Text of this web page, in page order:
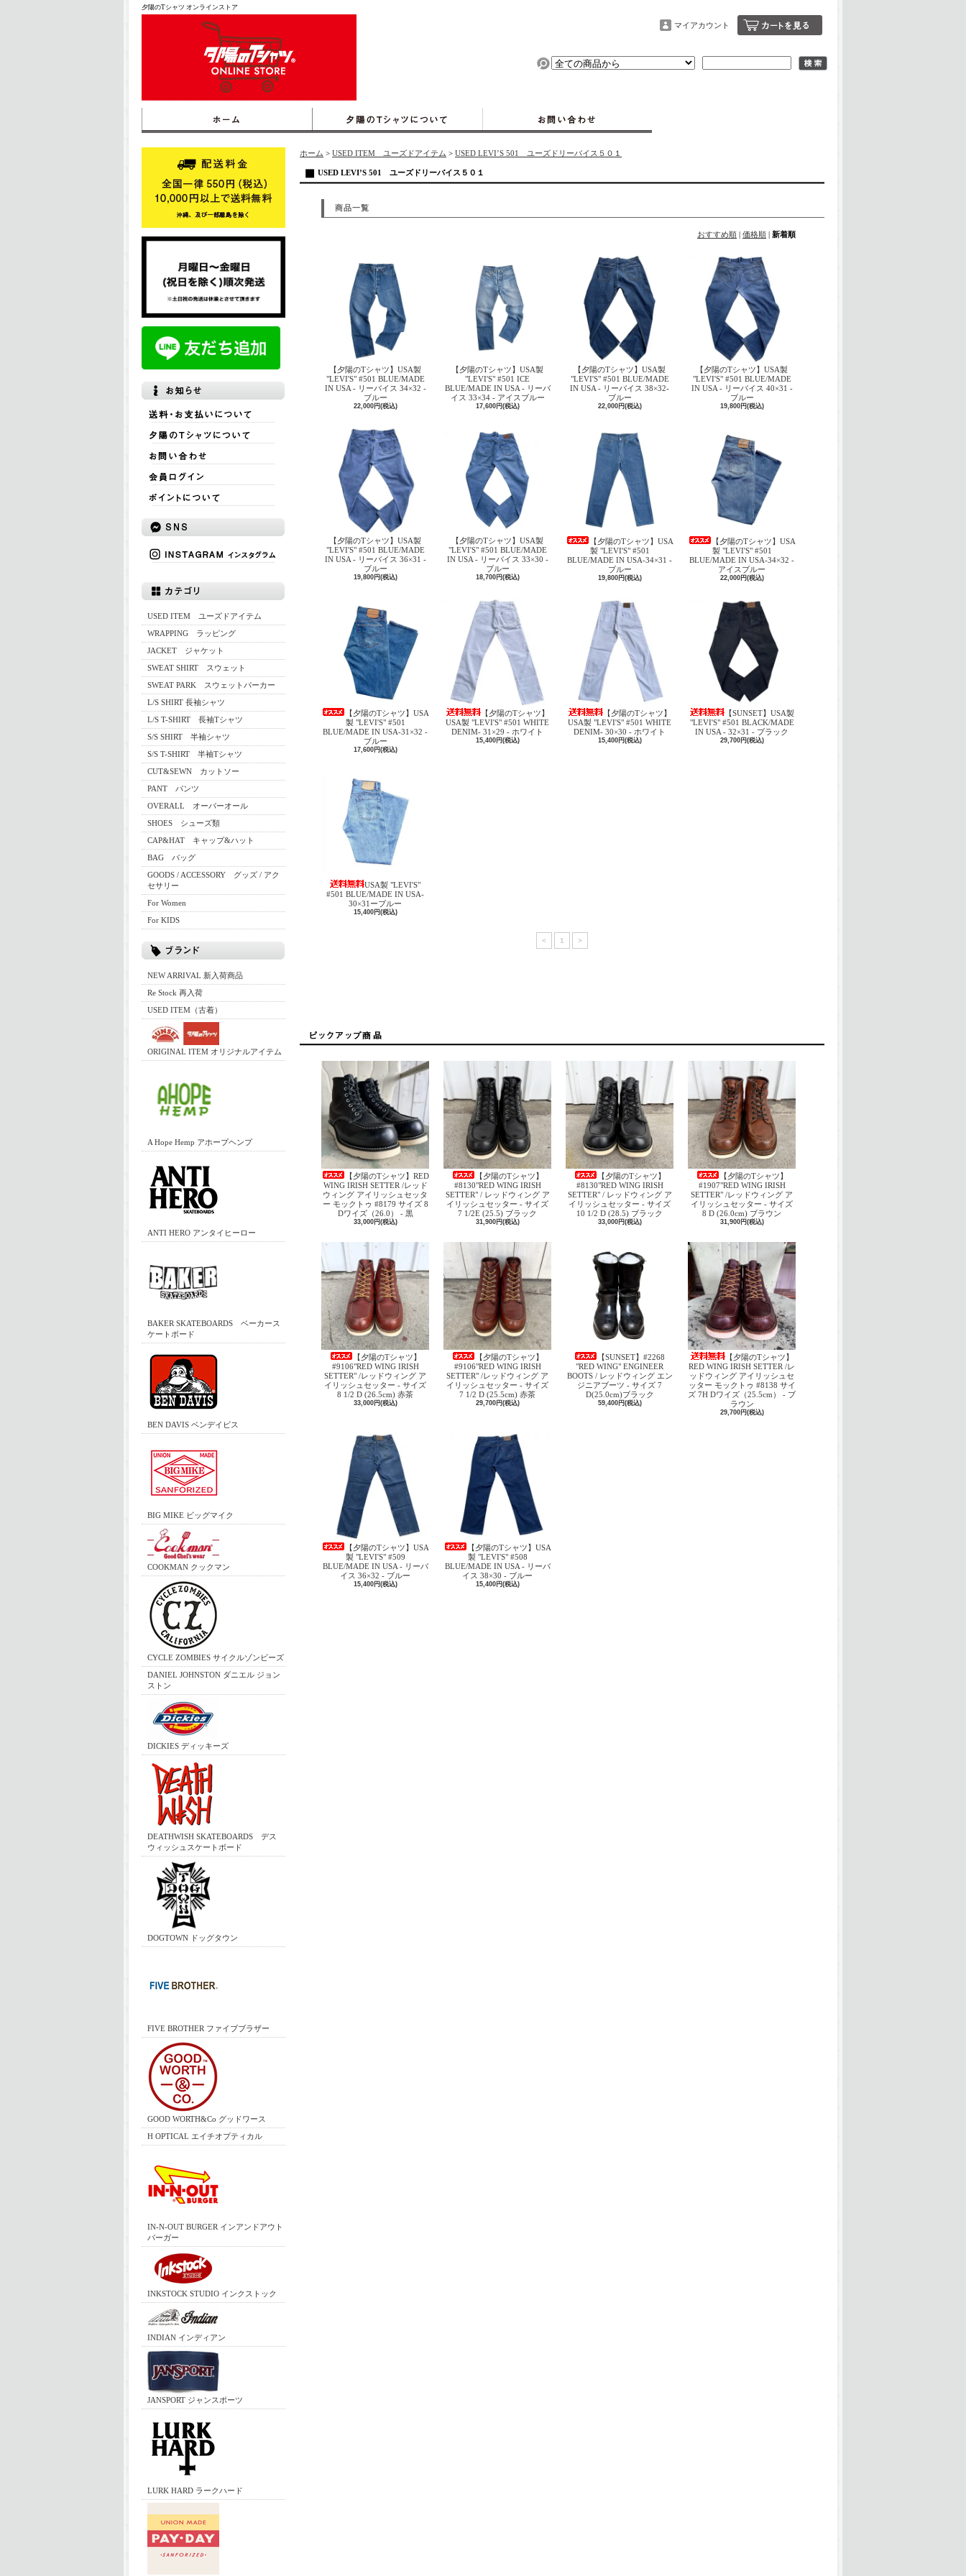
夕陽のTシャツ オンラインストア
マイアカウント
USED ITEM ユーズドアイテム
WRAPPING ラッピング
JACKET ジャケット
SWEAT SHIRT スウェット
SWEAT PARK スウェットパーカー
L/S SHIRT 長袖シャツ
L/S T-SHIRT 長袖Tシャツ
S/S SHIRT 半袖シャツ
S/S T-SHIRT 半袖Tシャツ
CUT&SEWN カットソー
PANT パンツ
OVERALL オーバーオール
SHOES シューズ類
CAP&HAT キャップ&ハット
BAG バッグ
GOODS / ACCESSORY グッズ / アク
セサリー
For Women
For KIDS
NEW ARRIVAL 新入荷商品
Re Stock 再入荷
USED ITEM（古着）
ORIGINAL ITEM オリジナルアイテム
A Hope Hemp アホープヘンプ
ANTI HERO アンタイヒーロー
BAKER SKATEBOARDS ベーカース
ケートボード
BEN DAVIS ベンデイビス
BIG MIKE ビッグマイク
COOKMAN クックマン
CYCLE ZOMBIES サイクルゾンビーズ
DANIEL JOHNSTON ダニエル ジョン
ストン
DICKIES ディッキーズ
DEATHWISH SKATEBOARDS デス
ウィッシュスケートボード
DOGTOWN ドッグタウン
FIVE BROTHER ファイブブラザー
GOOD WORTH&Co グッドワース
H OPTICAL エイチオプティカル
IN-N-OUT BURGER インアンドアウト
バーガー
INKSTOCK STUDIO インクストック
INDIAN インディアン
JANSPORT ジャンスポーツ
LURK HARD ラークハード
ホーム > USED ITEM ユーズドアイテム > USED LEVI’S 501 ユーズドリーバイス５０１
USED LEVI’S 501 ユーズドリーバイス５０１
商品一覧
おすすめ順 | 価格順 | 新着順
【夕陽のTシャツ】USA製
"LEVI'S" #501 BLUE/MADE
IN USA - リーバイス 34×32 -
ブルー
22,000円(税込)
【夕陽のTシャツ】USA製
"LEVI'S" #501 ICE
BLUE/MADE IN USA - リーバ
イス 33×34 - アイスブルー
17,600円(税込)
【夕陽のTシャツ】USA製
"LEVI'S" #501 BLUE/MADE
IN USA - リーバイス 38×32-
ブルー
22,000円(税込)
【夕陽のTシャツ】USA製
"LEVI'S" #501 BLUE/MADE
IN USA - リーバイス 40×31 -
ブルー
19,800円(税込)
【夕陽のTシャツ】USA製
"LEVI'S" #501 BLUE/MADE
IN USA - リーバイス 36×31 -
ブルー
19,800円(税込)
【夕陽のTシャツ】USA製
"LEVI'S" #501 BLUE/MADE
IN USA - リーバイス 33×30 -
ブルー
18,700円(税込)
【夕陽のTシャツ】USA
製 "LEVI'S" #501
BLUE/MADE IN USA-34×31 -
ブルー
19,800円(税込)
【夕陽のTシャツ】USA
製 "LEVI'S" #501
BLUE/MADE IN USA-34×32 -
アイスブルー
22,000円(税込)
【夕陽のTシャツ】USA
製 "LEVI'S" #501
BLUE/MADE IN USA-31×32 -
ブルー
17,600円(税込)
【夕陽のTシャツ】
USA製 "LEVI'S" #501 WHITE
DENIM- 31×29 - ホワイト
15,400円(税込)
【夕陽のTシャツ】
USA製 "LEVI'S" #501 WHITE
DENIM- 30×30 - ホワイト
15,400円(税込)
【SUNSET】USA製
"LEVI'S" #501 BLACK/MADE
IN USA - 32×31 - ブラック
29,700円(税込)
USA製 "LEVI'S"
#501 BLUE/MADE IN USA-
30×31ーブルー
15,400円(税込)
< 1 >
【夕陽のTシャツ】RED
WING IRISH SETTER /レッド
ウィング アイリッシュセッタ
ー モックトゥ #8179 サイズ 8
Dワイズ（26.0） - 黒
33,000円(税込)
【夕陽のTシャツ】
#8130"RED WING IRISH
SETTER" / レッドウィング ア
イリッシュセッター - サイズ
7 1/2E (25.5) ブラック
31,900円(税込)
【夕陽のTシャツ】
#8130"RED WING IRISH
SETTER" / レッドウィング ア
イリッシュセッター - サイズ
10 1/2 D (28.5) ブラック
33,000円(税込)
【夕陽のTシャツ】
#1907"RED WING IRISH
SETTER" /レッドウィング ア
イリッシュセッター - サイズ
8 D (26.0cm) ブラウン
31,900円(税込)
【夕陽のTシャツ】
#9106"RED WING IRISH
SETTER" /レッドウィング ア
イリッシュセッター - サイズ
8 1/2 D (26.5cm) 赤茶
33,000円(税込)
【夕陽のTシャツ】
#9106"RED WING IRISH
SETTER" /レッドウィング ア
イリッシュセッター - サイズ
7 1/2 D (25.5cm) 赤茶
29,700円(税込)
【SUNSET】#2268
"RED WING" ENGINEER
BOOTS / レッドウィング エン
ジニアブーツ - サイズ 7
D(25.0cm)ブラック
59,400円(税込)
【夕陽のTシャツ】
RED WING IRISH SETTER /レ
ッドウィング アイリッシュセ
ッター モックトゥ #8138 サイ
ズ 7H Dワイズ（25.5cm） - ブ
ラウン
29,700円(税込)
【夕陽のTシャツ】USA
製 "LEVI'S" #509
BLUE/MADE IN USA - リーバ
イス 36×32 - ブルー
15,400円(税込)
【夕陽のTシャツ】USA
製 "LEVI'S" #508
BLUE/MADE IN USA - リーバ
イス 38×30 - ブルー
15,400円(税込)